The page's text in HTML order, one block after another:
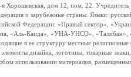
Хорошевская, дом 12, пом. 22.
и зарубежные страны. Языки:
Федерации: «Правый сектор»,
«Аль-Каида», «УНА-УНСО», «Талибан»,
в ее структуру местные религиозные
дизайна, логотипы, товарные
использовании материалов,